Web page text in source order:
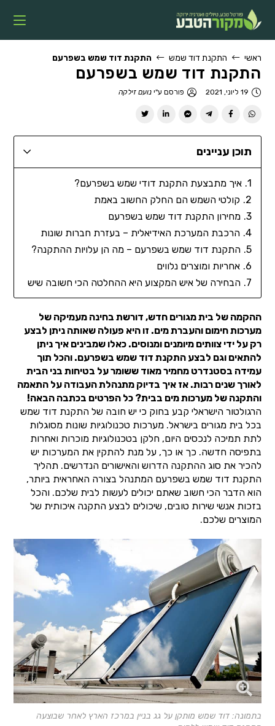
ראשי התקנת דוד שמש התקנת דוד שמש בשפרעם
התקנת דוד שמש בשפרעם
19 ליוני, 2021 פורסם ע"ינועם זילקה
תוכן עניינים
איך מתבצעת התקנת דודי שמש בשפרעם?
קולטי השמש הם החלק החשוב באמת
מחירון התקנת דוד שמש בשפרעם
הרכבת המערכת האידיאלית – בעזרת חברות שונות
התקנת דוד שמש בשפרעם – מה הן עלויות ההתקנה?
אחריות ומוצרים נלווים
הבחירה של איש המקצוע היא ההחלטה הכי חשובה שיש
ההקמה של בית מגורים חדש, דורשת בחינה מעמיקה של
מערכות חימום והעברת מים. זו היא פעולה שאותה ניתן לבצע
רק על ידי צוותים מיומנים ומנוסים. כאלו שמבינים איך ניתן
להתאים וגם לבצע התקנת דוד שמש בשפרעם. והכל תוך
עמידה בסטנדרט מחמיר מאוד ששומר על בטיחות בני הבית
לאורך שנים רבות. אז איך בדיוק מתנהלת העבודה על התאמה
והתקנה של מערכות מים בבית? כל הפרטים בכתבה הבאה!
הרגולטור הישראלי קבע בחוק כי יש חובה של התקנת דוד שמש
בכל בית מגורים בישראל. מערכות טכנולוגיות שונות מסוגלות
לתת תמיכה לנכסים היום, חלקן בטכנולוגיות מוכרות ואחרות
בתפיסה חדשה. כך או כך, על מנת להתקין את המערכות יש
להכיר את סוג ההתקנה הדרוש והאישורים הנדרשים. תהליך
התקנת דוד שמש בשפרעם המתנהל בצורה האחראית ביותר,
הוא הדבר הכי חשוב שאתם יכולים לעשות לבית שלכם. והכל
בזכות אנשי שירות טובים, שיכולים לבצע התקנה איכותית של
המוצרים שלכם.
בתמונה: דוד שמש מותקן על גג בניין במרכז הארץ לאחר שבוצעה